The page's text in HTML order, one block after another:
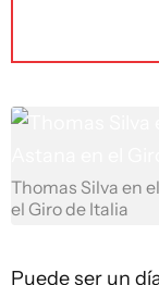
Thomas Silva en
el Giro de Italia
Puede ser un